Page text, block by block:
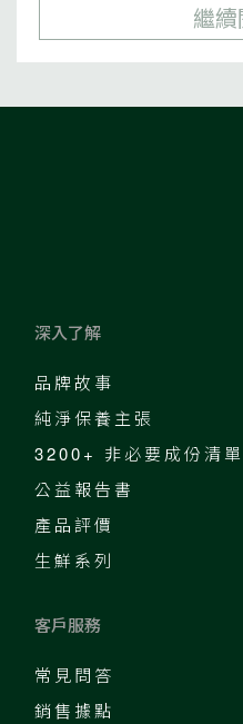
繼
深入了解
品牌故事
純淨保養主張
3200+ 非必要成份清單
公益報告書
產品評價
生鮮系列
客戶服務
常見問答
銷售據點